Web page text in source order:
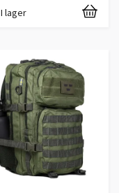
I lager